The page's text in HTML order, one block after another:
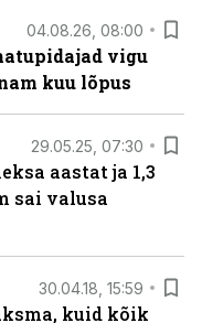
04.08.26, 08:00
vigu
kuu lõpus
29.05.25, 07:30
aastat ja 1,3
sai valusa
30.04.18, 15:59
kuid kõik